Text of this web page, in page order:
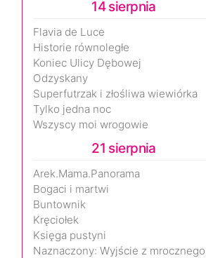
14 sierpnia
Flavia de Luce
Historie równoległe
Koniec Ulicy Dębowej
Odzyskany
Superfutrzak i złośliwa wiewiórka
Tylko jedna noc
Wszyscy moi wrogowie
21 sierpnia
Arek.Mama.Panorama
Bogaci i martwi
Buntownik
Kręciołek
Księga pustyni